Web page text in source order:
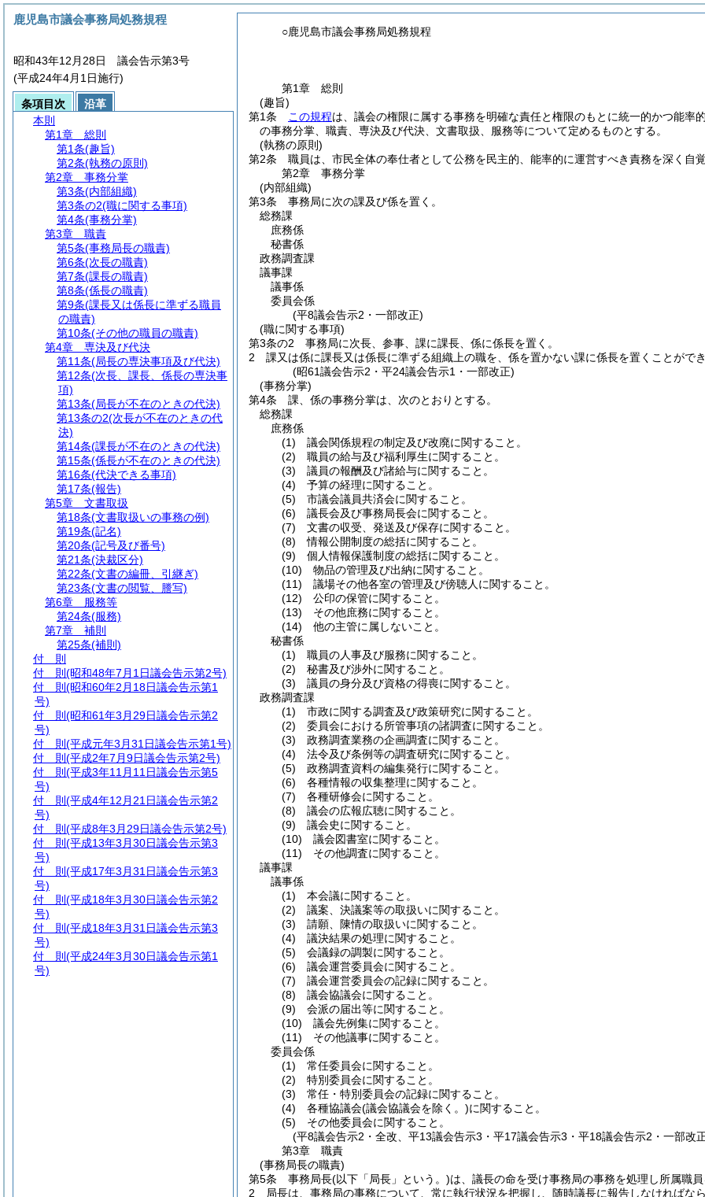
○鹿児島市議会事務局処務規程
第1章
総則
(趣旨)
第1条
この規程は、議会の権限に属する事務を明確な責任と権限のもとに統一的かつ能率
の事務分掌、職責、専決及び代決、文書取扱、服務等について定めるものとする。
(執務の原則)
第2条
職員は、市民全体の奉仕者として公務を民主的、能率的に運営すべき責務を深く自
第2章
事務分掌
(内部組織)
第3条
事務局に次の課及び係を置く。
総務課
庶務係
秘書係
政務調査課
議事課
議事係
委員会係
(平8議会告示2・一部改正)
(職に関する事項)
第3条の2
事務局に次長、参事、課に課長、係に係長を置く。
2
課又は係に課長又は係長に準ずる組織上の職を、係を置かない課に係長を置くことがで
(昭61議会告示2・平24議会告示1・一部改正)
(事務分掌)
第4条
課、係の事務分掌は、次のとおりとする。
総務課
庶務係
(1) 議会関係規程の制定及び改廃に関すること。
(2) 職員の給与及び福利厚生に関すること。
(3) 議員の報酬及び諸給与に関すること。
(4) 予算の経理に関すること。
(5) 市議会議員共済会に関すること。
(6) 議長会及び事務局長会に関すること。
(7) 文書の収受、発送及び保存に関すること。
(8) 情報公開制度の総括に関すること。
(9) 個人情報保護制度の総括に関すること。
(10) 物品の管理及び出納に関すること。
(11) 議場その他各室の管理及び傍聴人に関すること。
(12) 公印の保管に関すること。
(13) その他庶務に関すること。
(14) 他の主管に属しないこと。
秘書係
(1) 職員の人事及び服務に関すること。
(2) 秘書及び渉外に関すること。
(3) 議員の身分及び資格の得喪に関すること。
政務調査課
(1) 市政に関する調査及び政策研究に関すること。
(2) 委員会における所管事項の諸調査に関すること。
(3) 政務調査業務の企画調査に関すること。
(4) 法令及び条例等の調査研究に関すること。
(5) 政務調査資料の編集発行に関すること。
(6) 各種情報の収集整理に関すること。
(7) 各種研修会に関すること。
(8) 議会の広報広聴に関すること。
(9) 議会史に関すること。
(10) 議会図書室に関すること。
(11) その他調査に関すること。
議事課
議事係
(1) 本会議に関すること。
(2) 議案、決議案等の取扱いに関すること。
(3) 請願、陳情の取扱いに関すること。
(4) 議決結果の処理に関すること。
(5) 会議録の調製に関すること。
(6) 議会運営委員会に関すること。
(7) 議会運営委員会の記録に関すること。
(8) 議会協議会に関すること。
(9) 会派の届出等に関すること。
(10) 議会先例集に関すること。
(11) その他議事に関すること。
委員会係
(1) 常任委員会に関すること。
(2) 特別委員会に関すること。
(3) 常任・特別委員会の記録に関すること。
(4) 各種協議会(議会協議会を除く。)に関すること。
(5) その他委員会に関すること。
(平8議会告示2・全改、平13議会告示3・平17議会告示3・平18議会告示2・一部改
第3章
職責
(事務局長の職責)
第5条
事務局長(以下「局長」という。)は、議長の命を受け事務局の事務を処理し所属職
2
局長は、事務局の事務について、常に執行状況を把握し、随時議長に報告しなければな
鹿児島市議会事務局処務規程
昭和43年12月28日 議会告示第3号
(平成24年4月1日施行)
条項目次
沿革
本則
第1章
総則
第1条(趣旨)
第2条(執務の原則)
第2章
事務分掌
第3条(内部組織)
第3条の2(職に関する事項)
第4条(事務分掌)
第3章
職責
第5条(事務局長の職責)
第6条(次長の職責)
第7条(課長の職責)
第8条(係長の職責)
第9条(課長又は係長に準ずる職員
の職責)
第10条(その他の職員の職責)
第4章
専決及び代決
第11条(局長の専決事項及び代決)
第12条(次長、課長、係長の専決事
項)
第13条(局長が不在のときの代決)
第13条の2(次長が不在のときの代
決)
第14条(課長が不在のときの代決)
第15条(係長が不在のときの代決)
第16条(代決できる事項)
第17条(報告)
第5章
文書取扱
第18条(文書取扱いの事務の例)
第19条(記名)
第20条(記号及び番号)
第21条(決裁区分)
第22条(文書の編冊、引継ぎ)
第23条(文書の閲覧、謄写)
第6章
服務等
第24条(服務)
第7章
補則
第25条(補則)
付 則
付 則 (昭和48年7月1日議会告示第2号)
付 則 (昭和60年2月18日議会告示第1
号)
付 則 (昭和61年3月29日議会告示第2
号)
付 則 (平成元年3月31日議会告示第1号)
付 則 (平成2年7月9日議会告示第2号)
付 則 (平成3年11月11日議会告示第5
号)
付 則 (平成4年12月21日議会告示第2
号)
付 則 (平成8年3月29日議会告示第2号)
付 則 (平成13年3月30日議会告示第3
号)
付 則 (平成17年3月31日議会告示第3
号)
付 則 (平成18年3月30日議会告示第2
号)
付 則 (平成18年3月31日議会告示第3
号)
付 則 (平成24年3月30日議会告示第1
号)